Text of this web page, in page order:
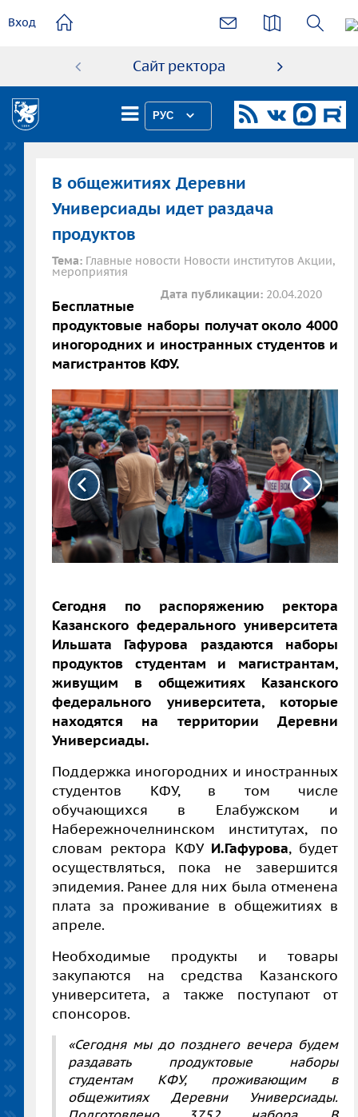
содержанию
Вход
Сайт ректора
РУС
В общежитиях Деревни
Универсиады идет раздача
продуктов
Тема: Главные новости Новости институтов Акции,
мероприятия
Дата публикации: 20.04.2020
Бесплатные
продуктовые наборы получат около 4000
иногородних и иностранных студентов и
магистрантов КФУ.
Сегодня по распоряжению ректора
Казанского федерального университета
Ильшата Гафурова раздаются наборы
продуктов студентам и магистрантам,
живущим в общежитиях Казанского
федерального университета, которые
находятся на территории Деревни
Универсиады.
Поддержка иногородних и иностранных
студентов КФУ, в том числе
обучающихся в Елабужском и
Набережночелнинском институтах, по
словам ректора КФУ И.Гафурова, будет
осуществляться, пока не завершится
эпидемия. Ранее для них была отменена
плата за проживание в общежитиях в
апреле.
Необходимые продукты и товары
закупаются на средства Казанского
университета, а также поступают от
спонсоров.
«Сегодня мы до позднего вечера будем
раздавать продуктовые наборы
студентам КФУ, проживающим в
общежитиях Деревни Универсиады.